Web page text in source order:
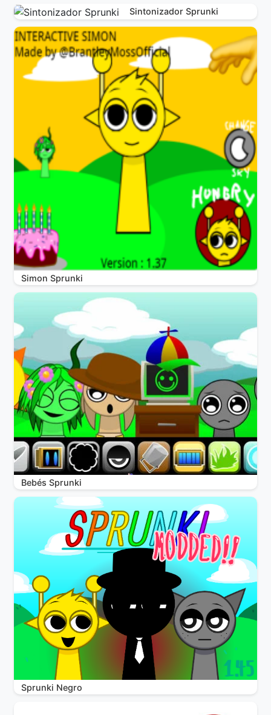
Sintonizador Sprunki
Simon Sprunki
Bebés Sprunki
Sprunki Negro